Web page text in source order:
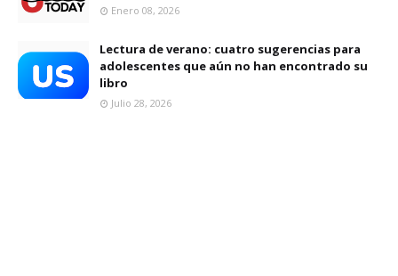
Enero 08, 2026
Lectura de verano: cuatro sugerencias para
adolescentes que aún no han encontrado su
libro
Julio 28, 2026